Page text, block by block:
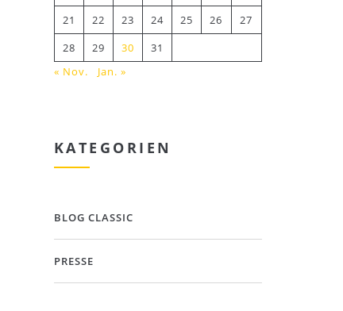
21
22 23 24 25 26
27
28
29 30
31
« Nov.
Jan. »
KATEGORIEN
BLOG CLASSIC
PRESSE